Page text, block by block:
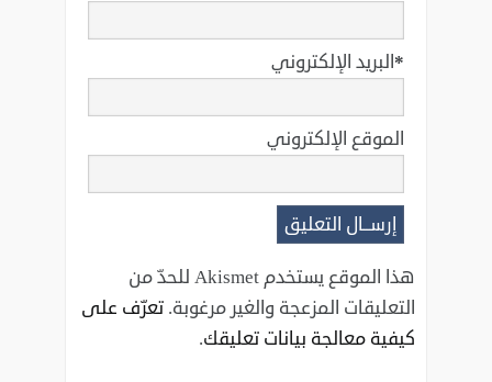
البريد الإلكتروني*
الموقع الإلكتروني
هذا الموقع يستخدم Akismet للحدّ من
التعليقات المزعجة والغير مرغوبة. تعرّف على
كيفية معالجة بيانات تعليقك.